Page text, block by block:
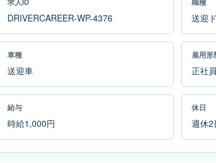
DRIVERCAREER-WP-4376 送迎
車種
送迎車
雇用形
正社員
給与
時給1,000円
休日
週休2